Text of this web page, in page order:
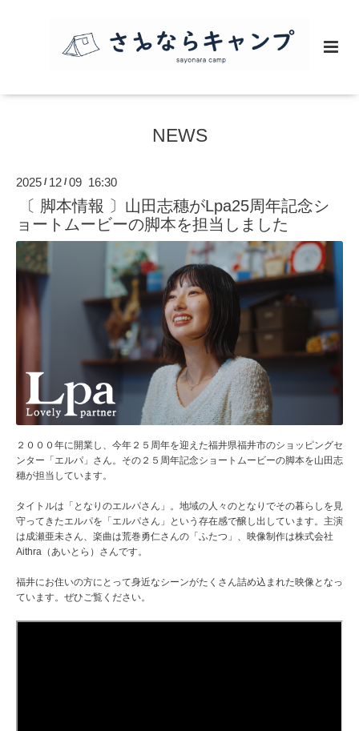
NEWS
2025 / 12 /09 16:30
〔 脚本情報 〕山田志穗がLpa25周年記念シ
ョートムービーの脚本を担当しました
２０００年に開業し、今年２５周年を迎えた福井県福井市のショッピングセ
ンター「エルパ」さん。その２５周年記念ショートムービーの脚本を山田志
穗が担当しています。
タイトルは「となりのエルパさん」。地域の人々のとなりでその暮らしを見
守ってきたエルパを「エルパさん」という存在感で醸し出しています。主演
は成瀬亜未さん、楽曲は荒巻勇仁さんの「ふたつ」、映像制作は株式会社
Aithra（あいとら）さんです。
福井にお住いの方にとって身近なシーンがたくさん詰め込まれた映像となっ
ています。ぜひご覧ください。